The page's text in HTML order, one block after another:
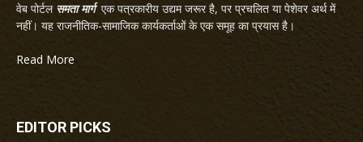
वेब पोर्टल समता मार्गएक पत्रकारीय उद्यम जरूर है, पर प्रचलित या पेशेवर अर्थ में
नहीं। यह राजनीतिक-सामाजिक कार्यकर्ताओं के एक समूह का प्रयास है।
Read More
EDITOR PICKS